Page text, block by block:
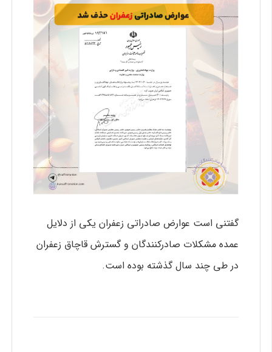
گفتنی است عوارض صادراتی زعفران یکی از دلایل
عمده مشکلات صادرکنندگان و گسترش قاچاق زعفران
در طی چند سال گذشته بوده است.